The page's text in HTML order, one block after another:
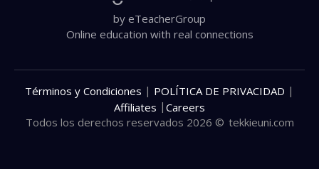
by eTeacherGroup
Online education with real connections
Todos los derechos reservados 2026 © tekkieuni.com
Términos y Condiciones | POLÍTICA DE PRIVACIDAD |
Affiliates | Careers